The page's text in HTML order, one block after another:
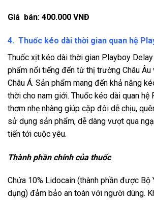
Giá bán: 400.000 VNĐ
4. Thuốc kéo dài thời gian quan hệ
Thuốc xịt kéo dài thời gian Playboy
phẩm nổi tiếng đến từ thị trường Châu Âu
Châu Á. Sản phẩm mang đến khả năng
thời cho nam giới. Thuốc kéo dài quan
thơm nhẹ nhàng giúp cặp đôi dễ chịu,
sử dụng sản phẩm, dễ dàng vượt qua
tiến tới cuộc yêu.
Thành phần chính của thuốc
Chứa 10% Lidocain (thành phần được
dụng) đảm bảo an toàn với người dùng.